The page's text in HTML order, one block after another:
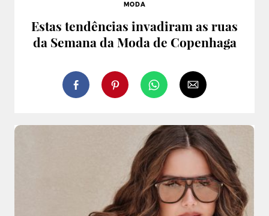
MODA
Estas tendências invadiram as ruas
da Semana da Moda de Copenhaga